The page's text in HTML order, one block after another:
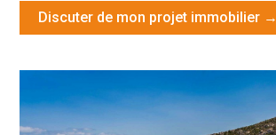
Discuter de mon projet immobilier →